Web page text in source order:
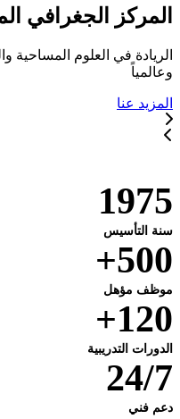
المركز الجغرافي
الريادة في العلوم المساحية
وعالمياً
المزيد عنا
1975
سنة التأسيس
500+
موظف مؤهل
120+
الدورات التدريبية
24/7
دعم فني